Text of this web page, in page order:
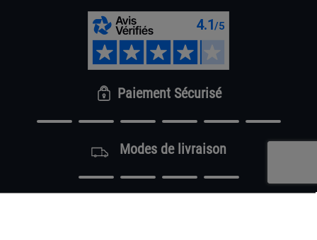
Paiement Sécurisé
Modes de livraison